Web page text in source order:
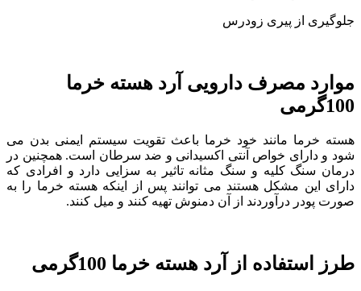
جلوگیری از پیری زودرس
موارد مصرف دارویی آرد هسته خرما
100گرمی
هسته خرما مانند خود خرما باعث تقویت سیستم ایمنی بدن می
شود و دارای خواص آنتی اکسیدانی و ضد سرطان است. همچنین در
درمان سنگ کلیه و سنگ مثانه تاثیر به سزایی دارد و افرادی که
دارای این مشکل هستند می توانند پس از اینکه هسته خرما را به
صورت پودر درآوردند از آن دمنوش تهیه کنند و میل کنند.
طرز استفاده از آرد هسته خرما 100گرمی